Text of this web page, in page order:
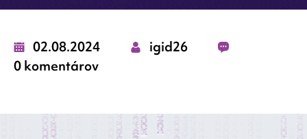
02.08.2024
igid26
0 komentárov